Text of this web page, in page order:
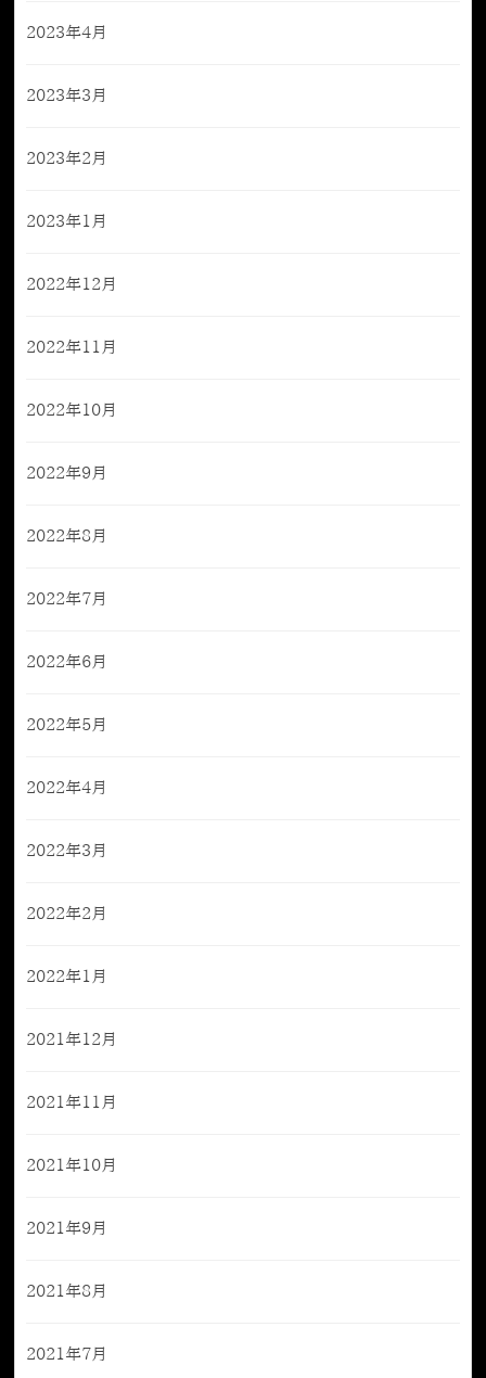
2023年4月
2023年3月
2023年2月
2023年1月
2022年12月
2022年11月
2022年10月
2022年9月
2022年8月
2022年7月
2022年6月
2022年5月
2022年4月
2022年3月
2022年2月
2022年1月
2021年12月
2021年11月
2021年10月
2021年9月
2021年8月
2021年7月